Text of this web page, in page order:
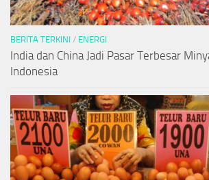
BERITA TERKINI / ENERGI
India dan China Jadi Pasar Terbesar
Indonesia